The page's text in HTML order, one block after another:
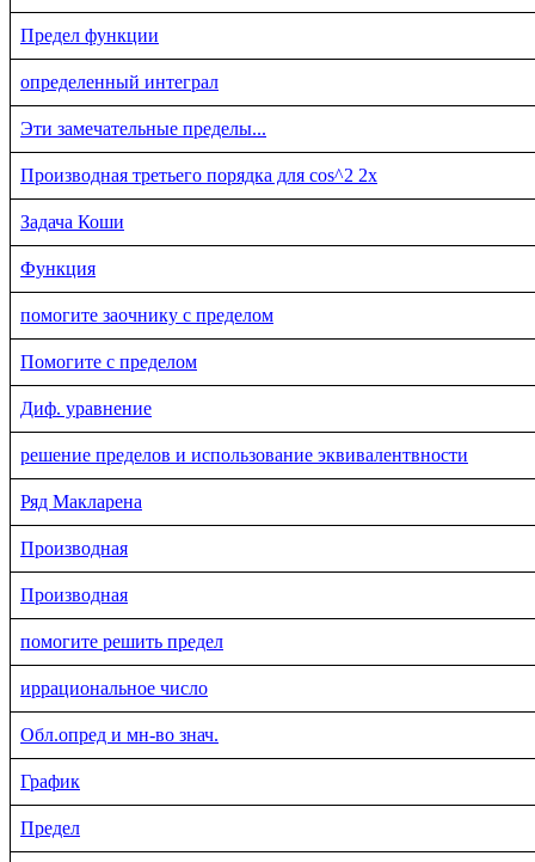
Предел функции
определенный интеграл
Эти замечательные пределы...
Производная третьего порядка для cos^2 2x
Задача Коши
Функция
помогите заочнику с пределом
Помогите с пределом
Диф. уравнение
решение пределов и использование эквивалентвности
Ряд Макларена
Производная
Производная
помогите решить предел
иррациональное число
Обл.опред и мн-во знач.
График
Предел